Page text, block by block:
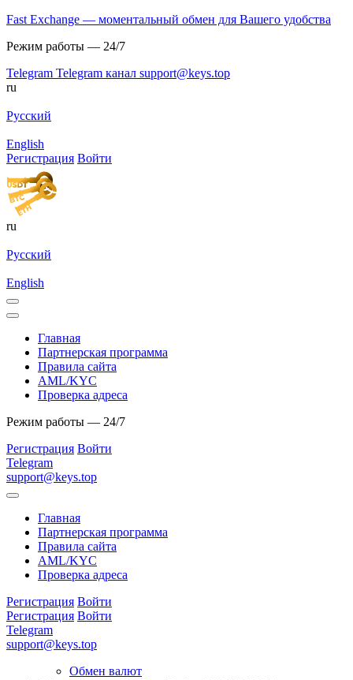
Fast Exchange — моментальный обмен для Вашего удобства
Режим работы — 24/7
Telegram Telegram канал support@keys.top
ru
Русский
English
Регистрация Войти
ru
Русский
English
Главная
Партнерская программа
Правила сайта
AML/KYC
Проверка адреса
Режим работы — 24/7
Регистрация Войти
Telegram
support@keys.top
Главная
Партнерская программа
Правила сайта
AML/KYC
Проверка адреса
Регистрация Войти
Регистрация Войти
Telegram
support@keys.top
Обмен валют